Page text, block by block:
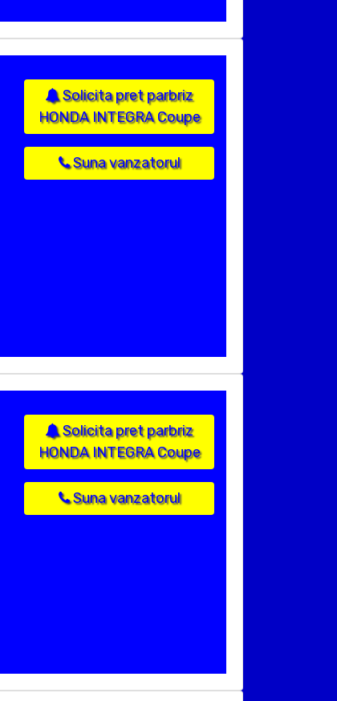
Solicita pret parbriz
HONDA INTEGRA Coupe
Suna vanzatorul
Solicita pret parbriz
HONDA INTEGRA Coupe
Suna vanzatorul